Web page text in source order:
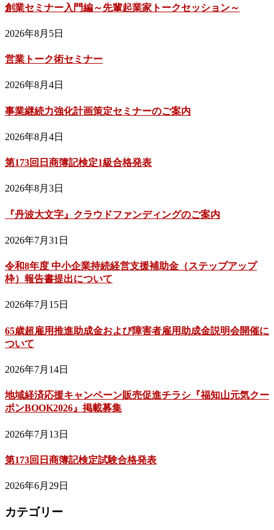
創業セミナー入門編～先輩起業家トークセッション～
2026年8月5日
営業トーク術セミナー
2026年8月4日
事業継続力強化計画策定セミナーのご案内
2026年8月4日
第173回日商簿記検定1級合格発表
2026年8月3日
『丹波大文字』クラウドファンディングのご案内
2026年7月31日
令和8年度 中小企業持続経営支援補助金（ステップアップ
枠）報告書提出について
2026年7月15日
65歳超雇用推進助成金および障害者雇用助成金説明会開催に
ついて
2026年7月14日
地域経済応援キャンペーン販売促進チラシ『福知山元気クー
ポンBOOK2026』掲載募集
2026年7月13日
第173回日商簿記検定試験合格発表
2026年6月29日
カテゴリー